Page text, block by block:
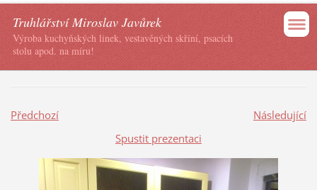
Truhlářství Miroslav Javůrek
Výroba kuchyňských linek, vestavěných skříní, psacích
stolu apod. na míru!
Předchozí
Následující
Spustit prezentaci